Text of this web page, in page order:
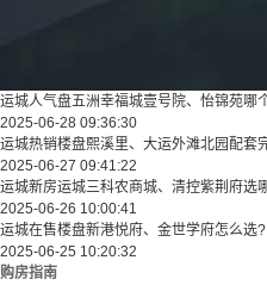
运城人气盘五洲幸福城壹号院、怡锦苑哪
2025-06-28 09:36:30
运城热销楼盘熙溪里、大运外滩北园配套
2025-06-27 09:41:22
运城新房运城三科农商城、清控紫荆府选
2025-06-26 10:00:41
运城在售楼盘新港悦府、金世学府怎么选?
2025-06-25 10:20:32
购房指南